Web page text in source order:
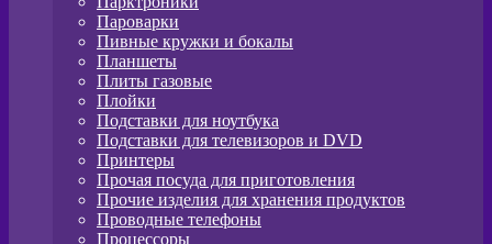
Пароварки
Пивные кружки и бокалы
Планшеты
Плиты газовые
Плойки
Подставки для ноутбука
Подставки для телевизоров и DVD
Принтеры
Прочая посуда для приготовления
Прочие изделия для хранения продуктов
Проводные телефоны
Процессоры